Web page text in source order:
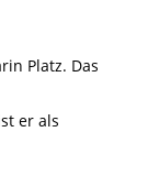
Platz. Das
er als